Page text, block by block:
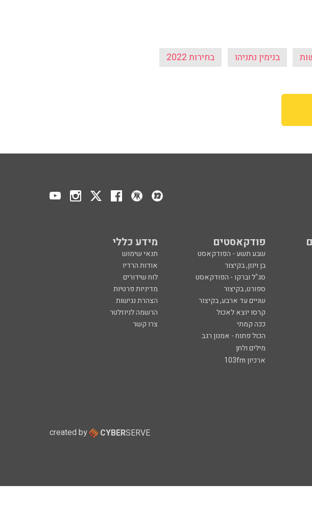
בנימין נתניהו בחירות 2022
פודקאסטים מידע כללי
שבע תשע - הפודקאסט
תנאי שימוש
בן וינון, בקיצור
אודות הרדיו
סג"ל וברקו - הפודקאסט
לוח שידורים
ספורט, בקיצור
מדיניות פרטיות
שניים עד ארבע, בקיצור
הצהרת נגישות
קרסו יוצא לאכול
הרשמה לניוזלטר
ככה קמתי
צרו קשר
הכול פתוח - אמנון רגב
מילים ולחן
ארכיון 103fm
created by CYBERSERVE